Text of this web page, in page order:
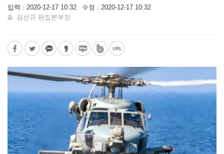
입력 : 2020-12-17 10:32
수정 : 2020-12-17 10:32
김선규 편집본부장